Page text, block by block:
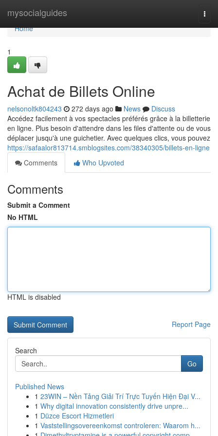
mysocialguides
Home
Home
1
Achat de Billets Online
nelsonoltk804243 272 days ago News
Discuss
Accédez facilement à vos spectacles préférés grâce à la billetterie
en ligne. Plus besoin d'attendre dans les files d'attente ou de vous
déplacer jusqu'à une guichetier. Avec quelques clics, vous pouvez
https://safaalor813714.smblogsites.com/38340305/billets-en-ligne
Comments
Who Upvoted
Comments
Submit a Comment
No HTML
HTML is disabled
Report Page
Search
Go
Published News
1 23WIN – Nền Tảng Giải Trí Trực Tuyến Hiện Đại V...
1 Why digital innovation consistently drive unpre...
1 Düzce Escort Hizmetleri
1 Vaststellingsovereenkomst controleren: Waarom h...